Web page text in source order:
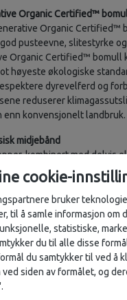
Organic Certified™
Organic Certified™
pusteevne, slitestyrke
Organic Certified™ bomull
høyeste økologiske
dyrevelferd og
reduserer
enn konvensjonelt landbruk.
midjebånd
kombinert med delvis
og komfortabel
ovenfra
nettinglommer og
på låret
ovenfra gir forsterket
på høyre lår, under selen,
cookie-
bruker
til å samle informasjon om
statistiske,
du til alle disse
du samtykker til ved å
siden av formålet, og